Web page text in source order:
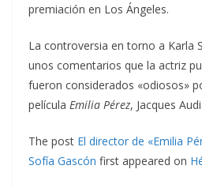
premiación en Los Ángeles.
La controversia en torno a Karla
unos comentarios que la actriz
fueron considerados «odiosos»
película Emilia Pérez, Jacques
The post El director de «Emilia
Sofía Gascón first appeared on